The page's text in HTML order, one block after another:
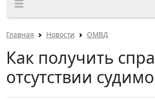
Главная Новости ОМВД
Как получить
отсутствии